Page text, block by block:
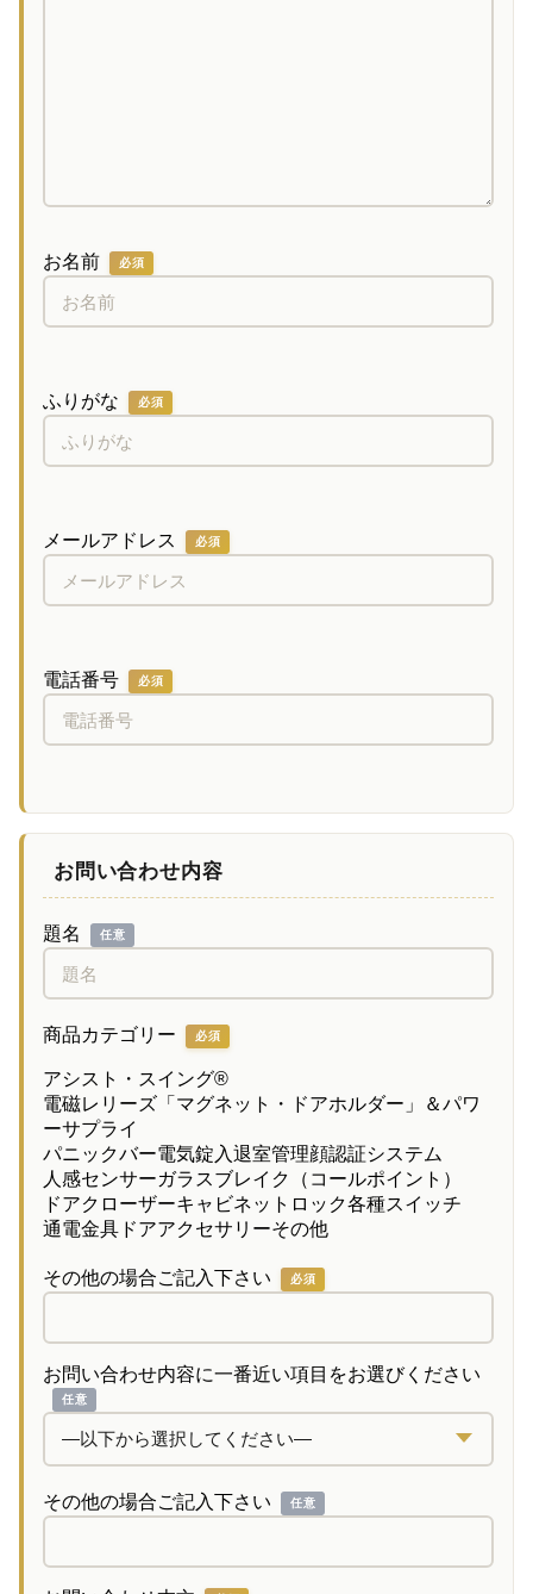
お名前 必須
ふりがな 必須
メールアドレス 必須
電話番号 必須
お問い合わせ内容
題名 任意
商品カテゴリー 必須
アシスト・スイング®
電磁レリーズ「マグネット・ドアホルダー」＆パワ
ーサプライ
パニックバー電気錠 入退室管理顔認証システム
人感センサーガラスブレイク（コールポイント）
ドアクローザーキャビネットロック各種スイッチ
通電金具 ドアアクセサリーその他
その他の場合ご記入下さい 必須
お問い合わせ内容に一番近い項目をお選びください
任意
その他の場合ご記入下さい 任意